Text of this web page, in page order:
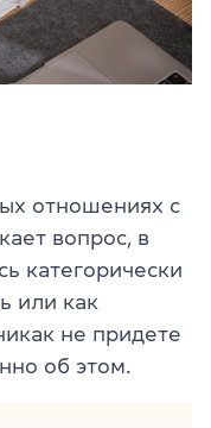
отношениях с
вопрос, в
категорически
или как
не придете
об этом.